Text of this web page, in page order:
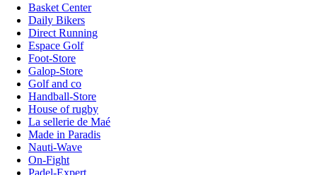
Basket Center
Daily Bikers
Direct Running
Espace Golf
Foot-Store
Galop-Store
Golf and co
Handball-Store
House of rugby
La sellerie de Maé
Made in Paradis
Nauti-Wave
On-Fight
Padel-Expert